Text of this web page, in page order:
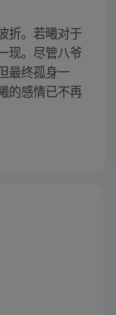
折。若曦对于
现。尽管八爷
最终孤身一
的感情已不再